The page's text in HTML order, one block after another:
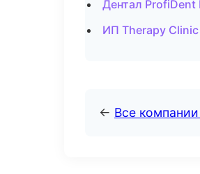
Дентал
ИП Therapy
← Все